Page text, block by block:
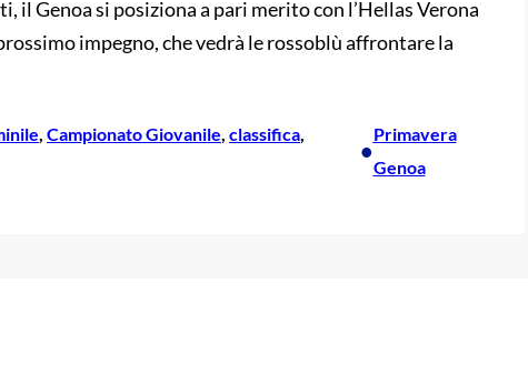
il Genoa si posiziona a pari merito con l’Hellas Verona
impegno, che vedrà le rossoblù affrontare la
, Campionato Giovanile, classifica
•
Primavera
Genoa